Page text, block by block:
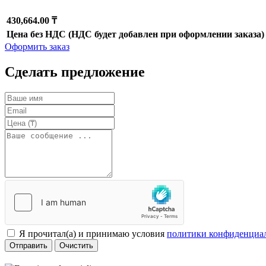
430,664.00 ₸
Цена без НДС (НДС будет добавлен при оформлении заказа)
Оформить заказ
Сделать предложение
Я прочитал(а) и принимаю условия политики
Отправить Очистить